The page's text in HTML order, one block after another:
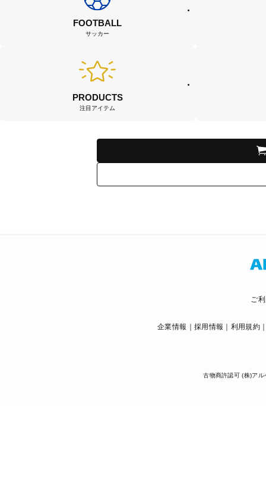
FOOTBALL
サッカー
PRODUCTS
注目アイテム
ご
企業情報 採用情報 利用規約
古物商許認可 (株)ア